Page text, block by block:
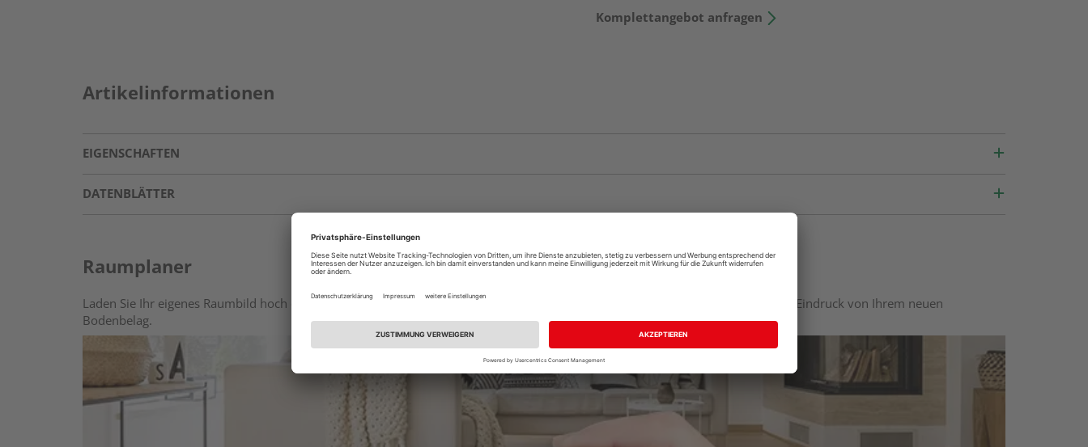
Komplettangebot anfragen
Artikelinformationen
EIGENSCHAFTEN
DATENBLÄTTER
Raumplaner
Laden Sie Ihr eigenes Raumbild hoch oder wählen Sie einen unserer vordefinierten Räume aus und erhalten Sie einen optischen Eindruck von Ihrem neuen
Bodenbelag.